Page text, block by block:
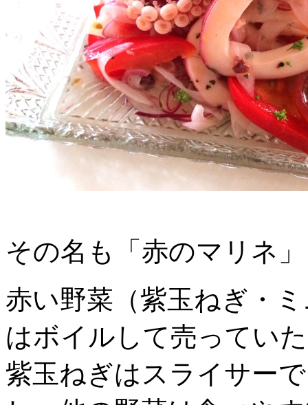
その名も「赤のマリネ」
赤い野菜（紫玉ねぎ・
はボイルして売ってい
紫玉ねぎはスライサー